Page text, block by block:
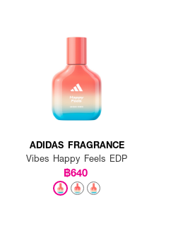
ADIDAS FRAGRANCE
Vibes Happy Feels EDP
฿640